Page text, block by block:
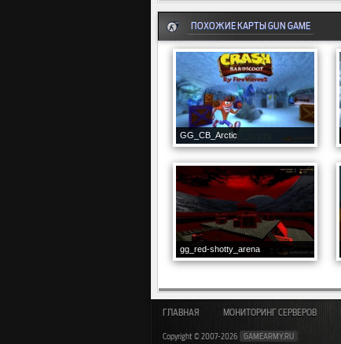
ПОХОЖИЕ КАРТЫ GUN GAME
GG_CB_Arctic
gg_red-shotty_arena
ГЛАВНАЯ МОНИТОРИНГ СЕРВЕРОВ
Copyright © 2007-2026
GAMEARMY.RU